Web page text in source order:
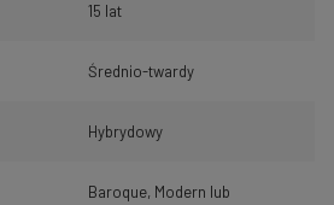
15 lat
Średnio-twardy
Hybrydowy
Baroque, Modern lub